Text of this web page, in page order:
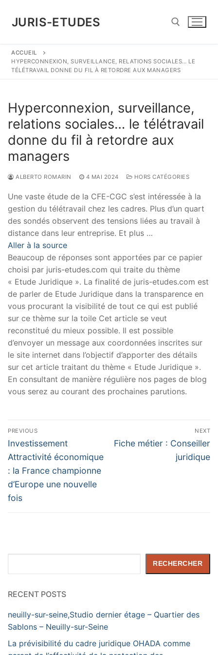
contenu
JURIS-ETUDES
Rechercher :
ACCUEIL
HYPERCONNEXION, SURVEILLANCE, RELATIONS SOCIALES… LE
TÉLÉTRAVAIL DONNE DU FIL À RETORDRE AUX MANAGERS
Hyperconnexion, surveillance,
relations sociales… le télétravail
donne du fil à retordre aux
managers
ALBERTO ROMARIN 4 MAI 2024 HORS CATÉGORIES
Une vaste étude de la CFE-CGC s’est intéressée à la
gestion du télétravail chez les cadres. Plus d’un quart
des sondés observent des tensions liées au travail à
distance dans leur entreprise. Et plus …
Aller à la source
Beaucoup de réponses sont apportées par ce papier
choisi par juris-etudes.com qui traite du thème
« Etude Juridique ». La finalité de juris-etudes.com est
de parler de Etude Juridique dans la transparence en
vous procurant la visibilité de tout ce qui est publié
sur ce thème sur la toile Cet article se veut
reconstitué du mieux possible. Il est possible
d’envoyer un message aux coordonnées inscrites sur
le site internet dans l’objectif d’apporter des détails
sur cet article traitant du thème « Etude Juridique ».
En consultant de manière régulière nos pages de blog
vous serez au courant des prochaines parutions.
Navigation
de
l’article
PREVIOUS
Previous
post:
Investissement
Attractivité économique
: la France championne
d’Europe une nouvelle
fois
NEXT
Next
Fiche métier : Conseiller
juridique
RECHERCHER
RECENT POSTS
neuilly-sur-seine,Studio dernier étage – Quartier des
Sablons – Neuilly-sur-Seine
La prévisibilité du cadre juridique OHADA comme